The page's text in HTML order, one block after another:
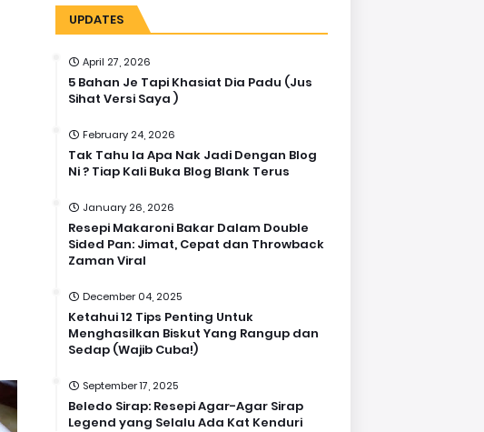
UPDATES
April 27, 2026
5 Bahan Je Tapi Khasiat Dia Padu (Jus
Sihat Versi Saya )
February 24, 2026
Tak Tahu la Apa Nak Jadi Dengan Blog
Ni ? Tiap Kali Buka Blog Blank Terus
January 26, 2026
Resepi Makaroni Bakar Dalam Double
Sided Pan: Jimat, Cepat dan Throwback
Zaman Viral
December 04, 2025
Ketahui 12 Tips Penting Untuk
Menghasilkan Biskut Yang Rangup dan
Sedap (Wajib Cuba!)
September 17, 2025
Beledo Sirap: Resepi Agar-Agar Sirap
Legend yang Selalu Ada Kat Kenduri